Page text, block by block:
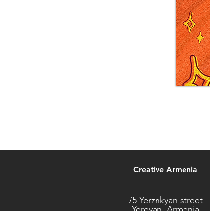
Creative Armenia
75 Yerznkyan street